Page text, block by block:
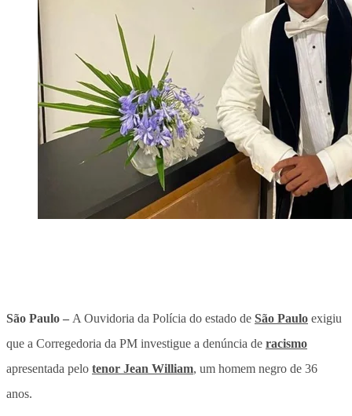
São Paulo – A Ouvidoria da Polícia do estado de São Paulo exigiu
que a Corregedoria da PM investigue a denúncia de racismo
apresentada pelo tenor Jean William, um homem negro de 36
anos.